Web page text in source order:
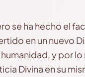
se ha hecho el
en un nuevo
y por
Divina en su